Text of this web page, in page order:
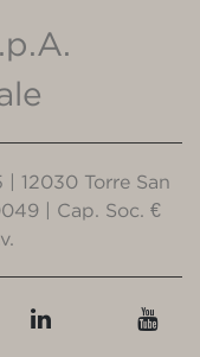
12030 Torre San
| Cap. Soc. €